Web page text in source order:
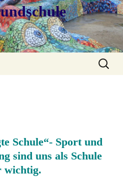
Suchen
nach:
Schule“- Sport und
sind uns als Schule
wichtig.